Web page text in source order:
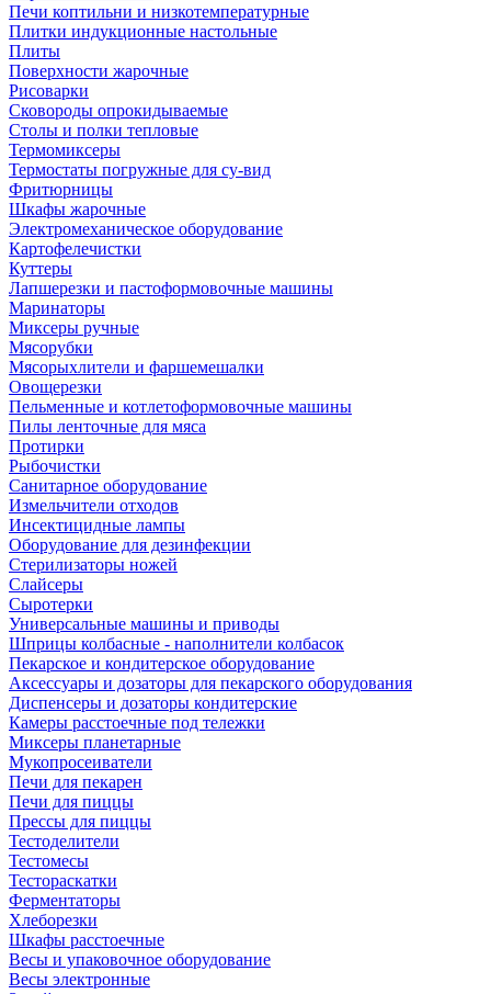
Печи коптильни и низкотемпературные
Плитки индукционные настольные
Плиты
Поверхности жарочные
Рисоварки
Сковороды опрокидываемые
Столы и полки тепловые
Термомиксеры
Термостаты погружные для су-вид
Фритюрницы
Шкафы жарочные
Электромеханическое оборудование
Картофелечистки
Куттеры
Лапшерезки и пастоформовочные машины
Маринаторы
Миксеры ручные
Мясорубки
Мясорыхлители и фаршемешалки
Овощерезки
Пельменные и котлетоформовочные машины
Пилы ленточные для мяса
Протирки
Рыбочистки
Санитарное оборудование
Измельчители отходов
Инсектицидные лампы
Оборудование для дезинфекции
Стерилизаторы ножей
Слайсеры
Сыротерки
Универсальные машины и приводы
Шприцы колбасные - наполнители колбасок
Пекарское и кондитерское оборудование
Аксессуары и дозаторы для пекарского оборудования
Диспенсеры и дозаторы кондитерские
Камеры расстоечные под тележки
Миксеры планетарные
Мукопросеиватели
Печи для пекарен
Печи для пиццы
Прессы для пиццы
Тестоделители
Тестомесы
Тестораскатки
Ферментаторы
Хлеборезки
Шкафы расстоечные
Весы и упаковочное оборудование
Весы электронные